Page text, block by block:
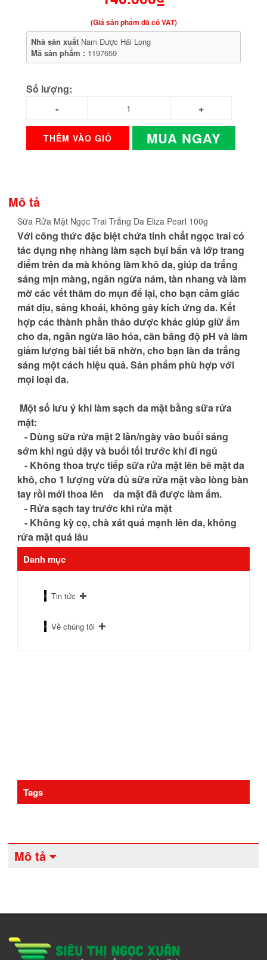
(Giá sản phẩm đã có VAT)
Nhà sản xuất Nam Dược Hải Long
Mã sản phẩm : 1197659
Số lượng:
THÊM VÀO GIỎ MUA NGAY
Mô tả
Sữa Rửa Mặt Ngọc Trai Trắng Da Eliza Pearl 100g
Với công thức đặc biệt chứa tinh chất ngọc trai có
tác dụng nhẹ nhàng làm sạch bụi bẩn và lớp trang
điểm trên da mà không làm khô da, giúp da trắng
sáng mịn màng, ngăn ngừa nám, tàn nhang và làm
mờ các vết thâm do mụn để lại, cho bạn cảm giác
mát dịu, sảng khoái, không gây kích ứng da. Kết
hợp các thành phần thảo dược khác giúp giữ ẩm
cho da, ngăn ngừa lão hóa, cân bằng độ pH và làm
giảm lượng bài tiết bã nhờn, cho bạn làn da trắng
sáng một cách hiệu quả. Sản phẩm phù hợp với
mọi loại da.
Một số lưu ý khi làm sạch da mặt bằng sữa rửa
mặt:
- Dùng sữa rửa mặt 2 lần/ngày vào buổi sáng
sớm khi ngủ dậy và buổi tối trước khi đi ngủ
- Không thoa trực tiếp sữa rửa mặt lên bề mặt da
khô, cho 1 lượng vừa đủ sữa rửa mặt vào lòng bàn
tay rồi mới thoa lên da mặt đã được làm ẩm.
- Rửa sạch tay trước khi rửa mặt
- Không kỳ cọ, chà xát quá mạnh lên da, không
rửa mặt quá lâu
Danh mục
Tin tức
Về chúng tôi
Tags
Mô tả